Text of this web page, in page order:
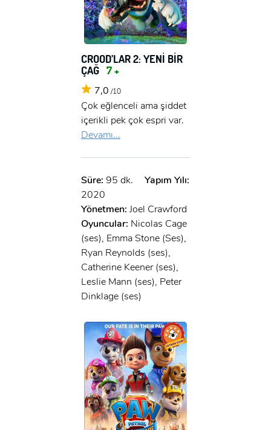
CROOD’LAR 2: YENİ BİR
ÇAĞ 7 +
7,0 /10
Çok eğlenceli ama şiddet
içerikli pek çok espri var.
Devamı...
Süre: 95 dk.
Yapım Yılı:
2020
Yönetmen: Joel Crawford
Oyuncular: Nicolas Cage
(ses), Emma Stone (Ses),
Ryan Reynolds (ses),
Catherine Keener (ses),
Leslie Mann (ses), Peter
Dinklage (ses)